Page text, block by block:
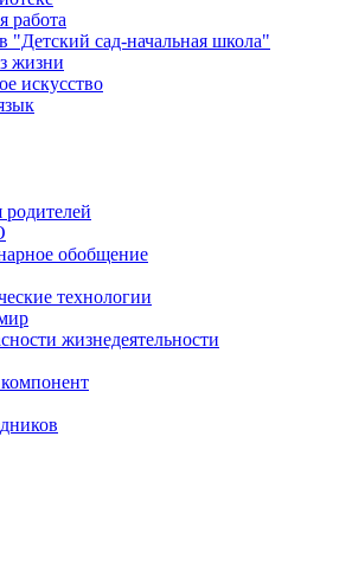
работа
"Детский сад-начальная школа"
жизни
искусство
обобщение
технологии
жизнедеятельности